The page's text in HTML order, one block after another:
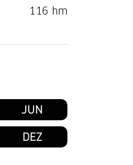
116 hm
JUN
DEZ